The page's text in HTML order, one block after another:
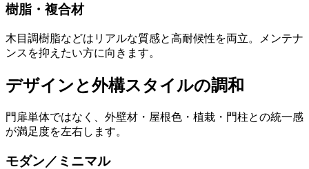
樹脂・複合材
木目調樹脂などはリアルな質感と高耐候性を両立。メンテナ
ンスを抑えたい方に向きます。
デザインと外構スタイルの調和
門扉単体ではなく、外壁材・屋根色・植栽・門柱との統一感
が満足度を左右します。
モダン／ミニマル